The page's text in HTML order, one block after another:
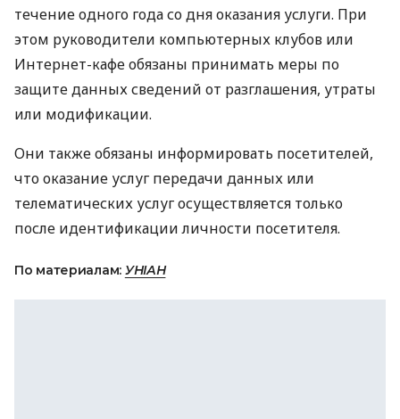
течение одного года со дня оказания услуги. При
этом руководители компьютерных клубов или
Интернет-кафе обязаны принимать меры по
защите данных сведений от разглашения, утраты
или модификации.
Они также обязаны информировать посетителей,
что оказание услуг передачи данных или
телематических услуг осуществляется только
после идентификации личности посетителя.
По материалам: УНІАН